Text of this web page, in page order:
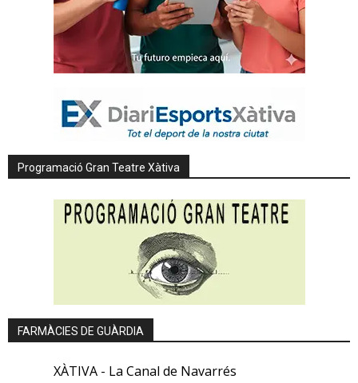
Programació Gran Teatre Xàtiva
FARMÀCIES DE GUÀRDIA
XÀTIVA - La Canal de Navarrés